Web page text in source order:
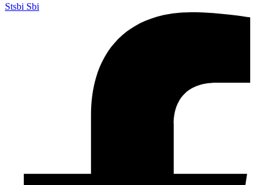
Stsbi Sbi